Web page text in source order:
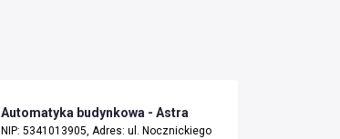
Automatyka budynkowa - Astra
NIP: 5341013905, Adres: ul. Nocznickiego